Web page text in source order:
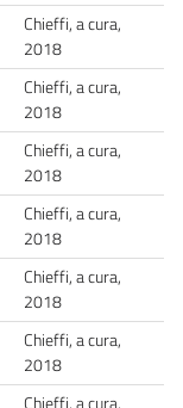
Chieffi, a cura,
2018
Chieffi, a cura,
2018
Chieffi, a cura,
2018
Chieffi, a cura,
2018
Chieffi, a cura,
2018
Chieffi, a cura,
2018